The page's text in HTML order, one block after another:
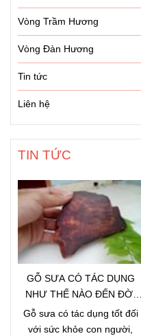
Vòng Trầm Hương
Vòng Đàn Hương
Tin tức
Liên hệ
TIN TỨC
GỖ SƯA CÓ TÁC DỤNG
NHƯ THẾ NÀO ĐẾN ĐỜI
SỐNG CON NGƯỜI
Gỗ sưa có tác dụng tốt đối
với sức khỏe con người,